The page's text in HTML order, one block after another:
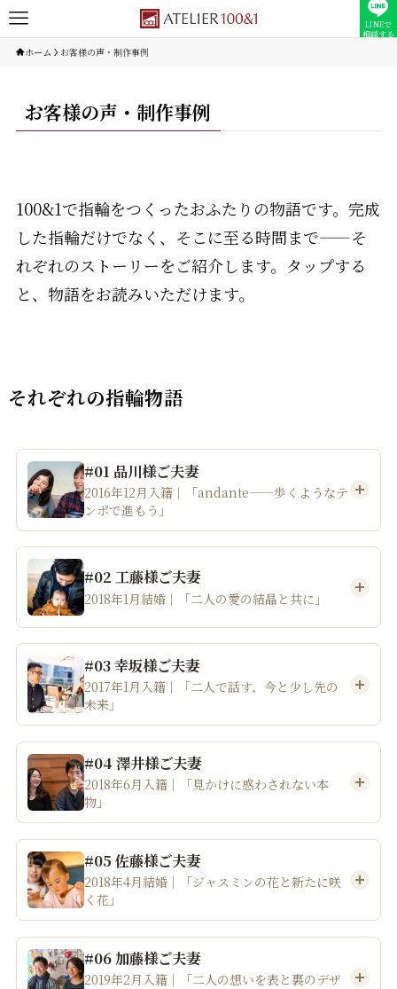
LINEで
相談する
ホーム お客様の声・制作事例
お客様の声・制作事例
100&1で指輪をつくったおふたりの物語です。完成
した指輪だけでなく、そこに至る時間まで——そ
れぞれのストーリーをご紹介します。タップする
と、物語をお読みいただけます。
それぞれの指輪物語
#01 品川様ご夫妻
2016年12月入籍｜「andante——歩くようなテ
ンポで進もう」
#02 工藤様ご夫妻
2018年1月結婚｜「二人の愛の結晶と共に」
#03 幸坂様ご夫妻
2017年1月入籍｜「二人で話す、今と少し先の
未来」
#04 澤井様ご夫妻
2018年6月入籍｜「見かけに惑わされない本
物」
#05 佐藤様ご夫妻
2018年4月結婚｜「ジャスミンの花と新たに咲
く花」
#06 加藤様ご夫妻
2019年2月入籍｜「二人の想いを表と裏のデザ